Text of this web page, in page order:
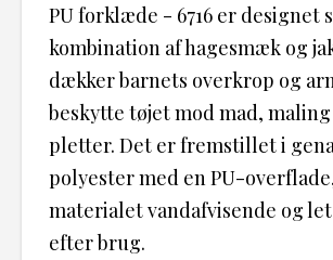
PU forklæde - 6716 er designet
kombination af hagesmæk og
dækker barnets overkrop og
beskytte tøjet mod mad,
pletter. Det er fremstillet i
polyester med en PU-
materialet vandafvisende og
efter brug.